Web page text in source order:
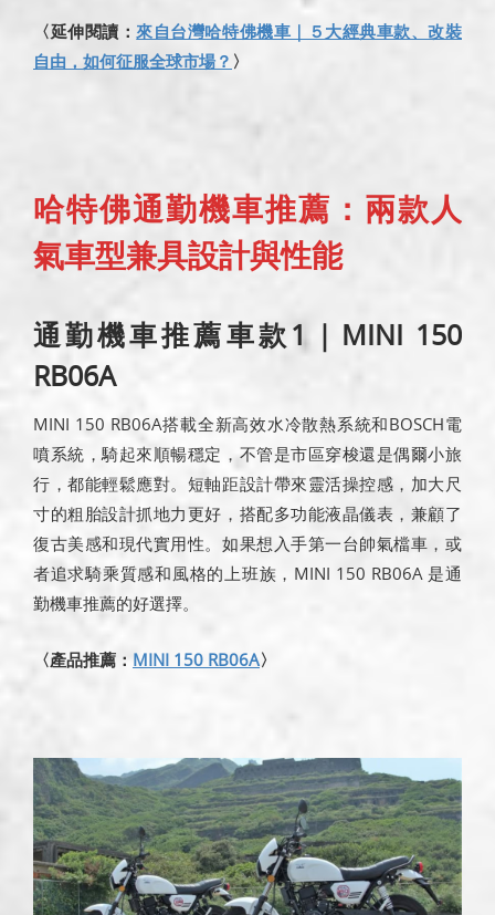
〈延伸閱讀： 來自台灣哈特佛機車｜５大經典車款、改裝
自由，如何征服全球市場？ 〉
哈特佛通勤機車推薦：兩款人
氣車型兼具設計與性能
通勤機車推薦車款1｜MINI 150
RB06A
MINI 150 RB06A搭載全新高效水冷散熱系統和BOSCH電
噴系統，騎起來順暢穩定，不管是市區穿梭還是偶爾小旅
行，都能輕鬆應對。短軸距設計帶來靈活操控感，加大尺
寸的粗胎設計抓地力更好，搭配多功能液晶儀表，兼顧了
復古美感和現代實用性。如果想入手第一台帥氣檔車，或
者追求騎乘質感和風格的上班族，MINI 150 RB06A 是通
勤機車推薦的好選擇。
〈產品推薦： MINI 150 RB06A〉